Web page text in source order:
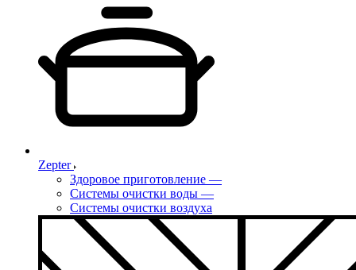
Zepter
Здоровое приготовление —
Системы очистки воды —
Системы очистки воздуха